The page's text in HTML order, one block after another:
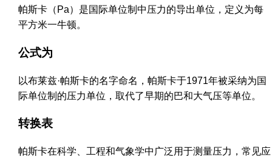
帕斯卡（Pa）是国际单位制中压力的导出单位，定义为每
平方米一牛顿。
公式为
以布莱兹·帕斯卡的名字命名，帕斯卡于1971年被采纳为国
际单位制的压力单位，取代了早期的巴和大气压等单位。
转换表
帕斯卡在科学、工程和气象学中广泛用于测量压力，常见应